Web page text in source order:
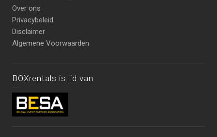
Over ons
Privacybeleid
Disclaimer
Algemene Voorwaarden
BOXrentals is lid van